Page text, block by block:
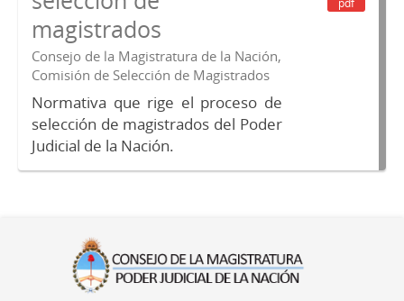
magistrados
Consejo de la Magistratura de la Nación,
Comisión de Selección de Magistrados
Normativa que rige el proceso de
selección de magistrados del Poder
Judicial de la Nación.